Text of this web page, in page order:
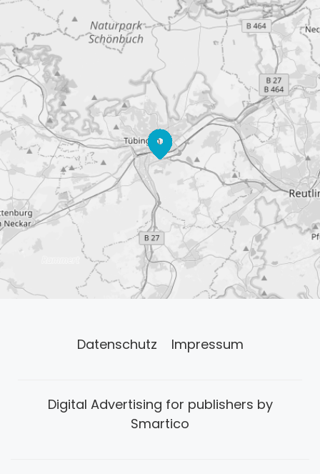
Datenschutz Impressum
Digital Advertising for publishers by
Smartico